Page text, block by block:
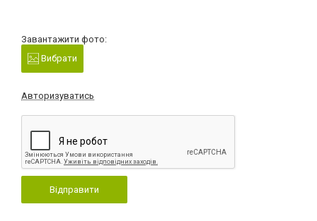
Завантажити фото:
Вибрати
Авторизуватись
Відправити